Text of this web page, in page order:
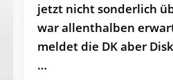
jetzt nicht sonderlich
war allenthalben
meldet die DK aber
…